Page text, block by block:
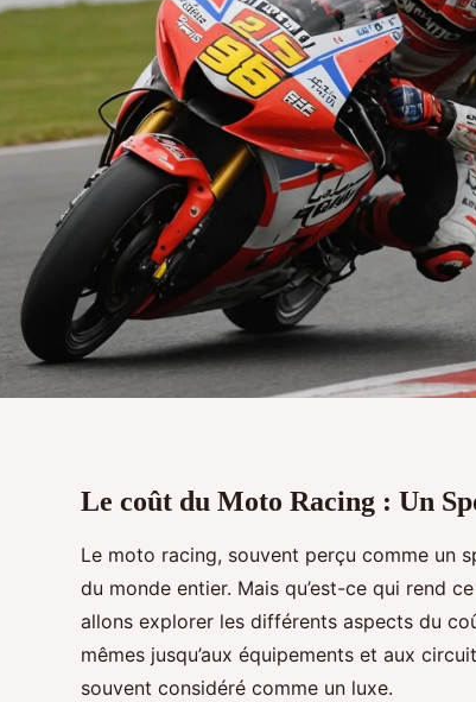
Le coût du Moto Racing : Un
Le moto racing, souvent perçu comme un
du monde entier. Mais qu’est-ce qui rend
allons explorer les différents aspects du
mêmes jusqu’aux équipements et aux
souvent considéré comme un luxe.